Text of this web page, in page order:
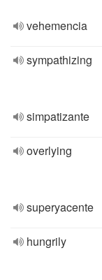
vehemencia
sympathizing
simpatizante
overlying
superyacente
hungrily